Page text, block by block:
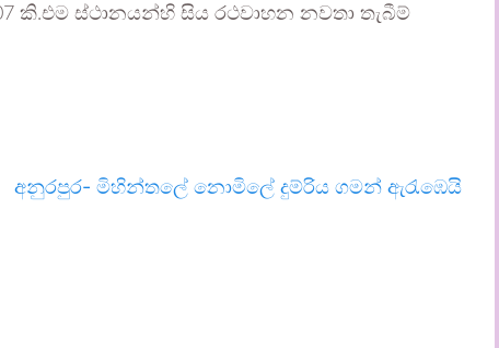
කි.එම ස්ථානයන්හි සිය රථවාහන නවතා තැබීම්
අනුරපුර- මිහින්තලේ නොමිලේ දුම්රිය ගමන් ඇරැඹෙයි